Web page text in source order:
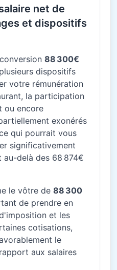
net de
et dispositifs
88 300€
dispositifs
votre rémunération
la participation
ou encore
exonérés
qui pourrait vous
significativement
delà des 68 874€
le vôtre de 88 300
de prendre en
et les
cotisations,
le
aux salaires